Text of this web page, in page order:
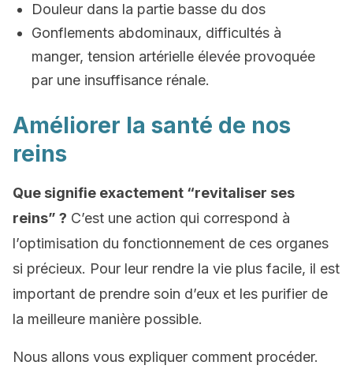
Douleur dans la partie basse du dos
Gonflements abdominaux, difficultés à
manger, tension artérielle élevée provoquée
par une insuffisance rénale.
Améliorer la santé de nos
reins
Que signifie exactement “revitaliser ses
reins” ? C’est une action qui correspond à
l’optimisation du fonctionnement de ces organes
si précieux. Pour leur rendre la vie plus facile, il est
important de prendre soin d’eux et les purifier de
la meilleure manière possible.
Nous allons vous expliquer comment procéder.